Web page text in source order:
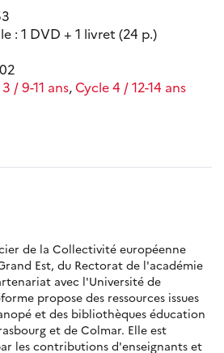
: 1 DVD + 1 livret (24 p.)
/ 9-11 ans,Cycle 4 / 12-14 ans
de la Collectivité européenne
Est, du Rectorat de l'académie
avec l'Université de
propose des ressources issues
et des bibliothèques éducation
et de Colmar. Elle est
les contributions d'enseignants et